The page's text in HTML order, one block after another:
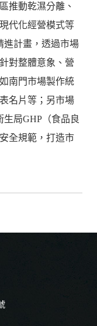
推動乾濕分離、
代化經營模式等
進計畫，透過市場
對整體意象、營
南門市場製作統
名片等；另市場
局GHP（食品良
全規範，打造市